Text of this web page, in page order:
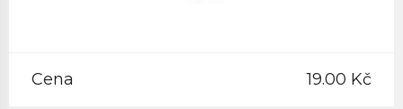
Cena 19.00 Kč